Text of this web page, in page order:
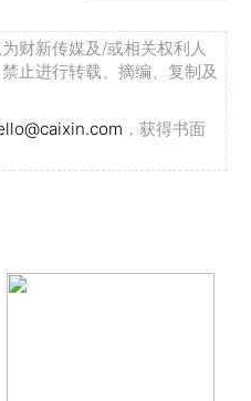
财新传媒及/或相关权利人
止进行转载、摘编、复制及
，获得书面